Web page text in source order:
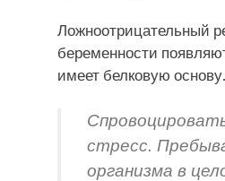
Ложноотрицательный
беременности
имеет белковую основу.
стресс.
организма в